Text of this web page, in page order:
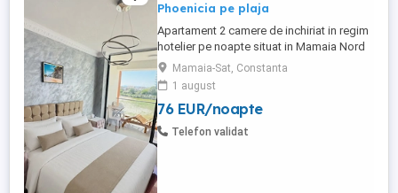
Phoenicia pe plaja
Apartament 2 camere de inchiriat in regim
hotelier pe noapte situat in Mamaia Nord
in fata complexului Phoenicia, linia 1 de la
mare, chiar pe plaja, in complexul Roca
Residence, cea mai buna locatie din
Mamaia, apartamente chiar pe plaja, cu
vedere si la mare, terasa, cu acces direct
Mamaia-Sat, Constanta
1 august
76 EUR/noapte
Telefon validat